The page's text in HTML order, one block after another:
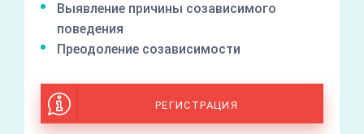
Выявление причины созависимого
поведения
Преодоление созависимости
РЕГИСТРАЦИЯ